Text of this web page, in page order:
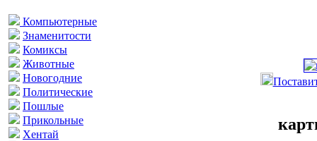
Компьютерные
Знаменитости
Комиксы
Животные
Новогодние
Политические
Пошлые
Прикольные
Хентай